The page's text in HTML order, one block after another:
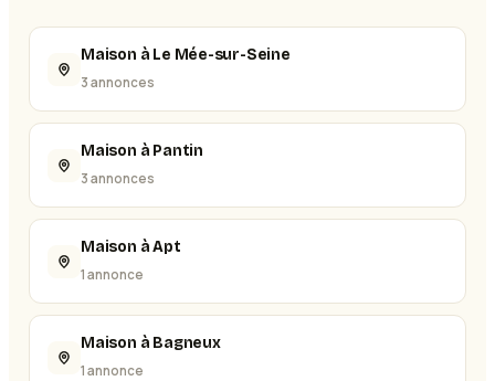
Maison à Le Mée-sur-Seine
3 annonces
Maison à Pantin
3 annonces
Maison à Apt
1 annonce
Maison à Bagneux
1 annonce